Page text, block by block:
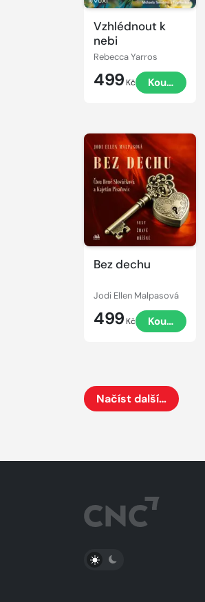
Vzhlédnout k
nebi
Rebecca Yarros
499 Kč Koupit
Bez dechu
Jodi Ellen Malpasová
499 Kč Koupit
Přehrát
ukázku
Načíst další…
PŘEPNOUT SVĚTLÝ/TMAVÝ REŽIM